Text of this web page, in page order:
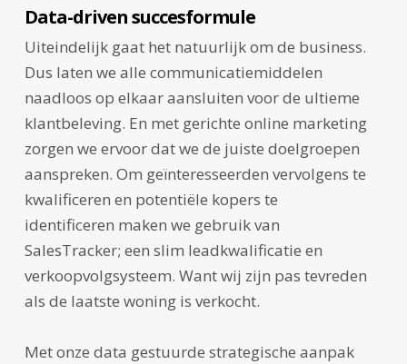
Data-driven succesformule
Uiteindelijk gaat het natuurlijk om de business.
Dus laten we alle communicatiemiddelen
naadloos op elkaar aansluiten voor de ultieme
klantbeleving. En met gerichte online marketing
zorgen we ervoor dat we de juiste doelgroepen
aanspreken. Om geïnteresseerden vervolgens te
kwalificeren en potentiële kopers te
identificeren maken we gebruik van
SalesTracker; een slim leadkwalificatie en
verkoopvolgsysteem. Want wij zijn pas tevreden
als de laatste woning is verkocht.
Met onze data gestuurde strategische aanpak